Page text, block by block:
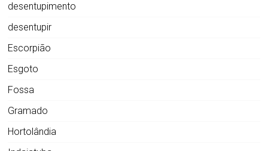
desentupimento
desentupir
Escorpião
Esgoto
Fossa
Gramado
Hortolândia